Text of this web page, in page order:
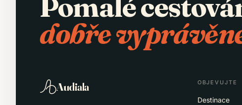
dobře
Audiala OBJEVUJTE
Destinace